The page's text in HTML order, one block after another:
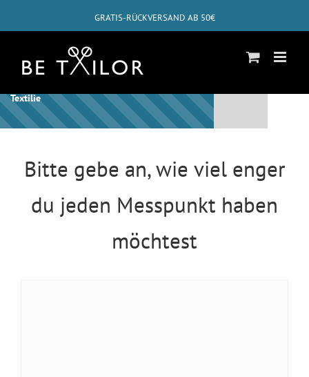
GRATIS-RÜCKVERSAND AB 50€
✓ ABHOLUNG BEI DIR ZUHAUSE MÖGLICH
Textilie
Bitte gebe an, wie viel enger
du jeden Messpunkt haben
möchtest